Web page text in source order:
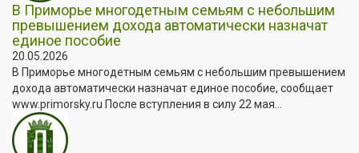
В Приморье многодетным семьям с небольшим
превышением дохода автоматически назначат
единое пособие
20.05.2026
В Приморье многодетным семьям с небольшим превышением
дохода автоматически назначат единое пособие, сообщает
www.primorsky.ru После вступления в силу 22 мая...